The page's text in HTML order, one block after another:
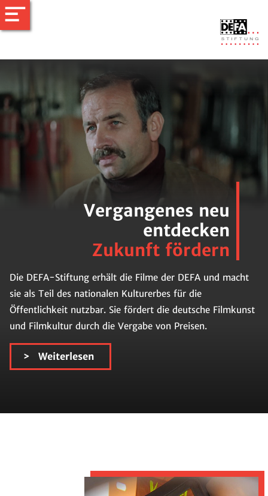
Vergangenes neu
entdecken
Zukunft fördern
Die DEFA-Stiftung erhält die Filme der DEFA und macht
sie als Teil des nationalen Kulturerbes für die
Öffentlichkeit nutzbar. Sie fördert die deutsche Filmkunst
und Filmkultur durch die Vergabe von Preisen.
Weiterlesen